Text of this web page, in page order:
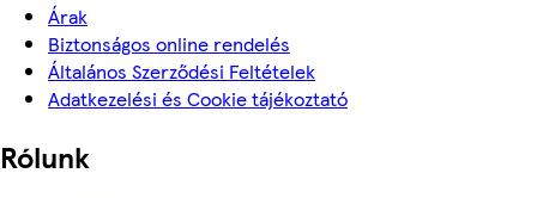
Árak
Biztonságos online rendelés
Általános Szerződési Feltételek
Adatkezelési és Cookie tájékoztató
Rólunk